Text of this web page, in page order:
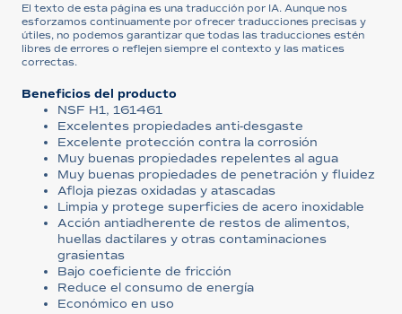
El texto de esta página es una traducción por IA. Aunque nos
esforzamos continuamente por ofrecer traducciones precisas y
útiles, no podemos garantizar que todas las traducciones estén
libres de errores o reflejen siempre el contexto y las matices
correctas.
Beneficios del producto
NSF H1, 161461
Excelentes propiedades anti-desgaste
Excelente protección contra la corrosión
Muy buenas propiedades repelentes al agua
Muy buenas propiedades de penetración y fluidez
Afloja piezas oxidadas y atascadas
Limpia y protege superficies de acero inoxidable
Acción antiadherente de restos de alimentos,
huellas dactilares y otras contaminaciones
grasientas
Bajo coeficiente de fricción
Reduce el consumo de energía
Económico en uso